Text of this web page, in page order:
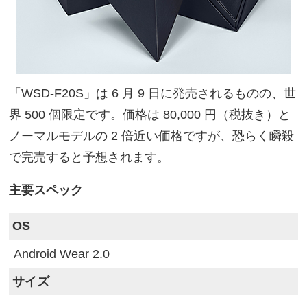
「WSD-F20S」は 6 月 9 日に発売されるものの、世
界 500 個限定です。価格は 80,000 円（税抜き）と
ノーマルモデルの 2 倍近い価格ですが、恐らく瞬殺
で完売すると予想されます。
主要スペック
OS
Android Wear 2.0
サイズ